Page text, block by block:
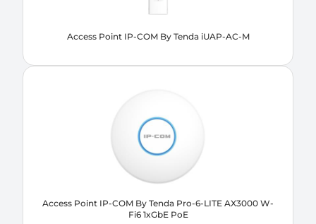
Access Point IP-COM By Tenda iUAP-AC-M
Access Point IP-COM By Tenda Pro-6-LITE AX3000 W-
Fi6 1xGbE PoE